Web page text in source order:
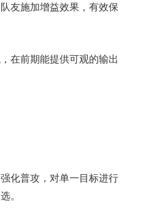
友施加增益效果，有效保
在前期能提供可观的输出
化普攻，对单一目标进行
。
横版网游鼻祖，巅峰在
万人，三个月赚了